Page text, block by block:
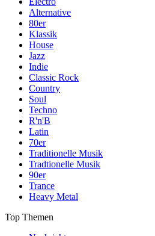
Alternative
80er
Klassik
House
Jazz
Indie
Classic Rock
Country
Soul
Techno
R'n'B
Latin
70er
Traditionelle Musik
Tradtionelle Musik
90er
Trance
Heavy Metal
Top Themen